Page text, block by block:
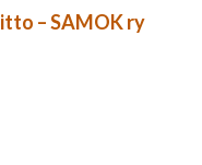
– SAMOK ry